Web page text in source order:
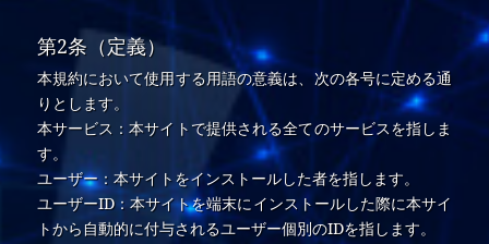
第2条（定義）
本規約において使用する用語の意義は、次の各号に定める通
りとします。
本サービス：本サイトで提供される全てのサービスを指しま
す。
ユーザー：本サイトをインストールした者を指します。
ユーザーID：本サイトを端末にインストールした際に本サイ
トから自動的に付与されるユーザー個別のIDを指します。